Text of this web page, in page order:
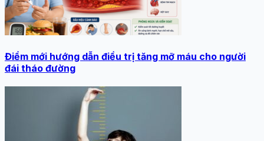
Điểm mới hướng dẫn điều trị tăng mỡ máu cho người
đái tháo đường